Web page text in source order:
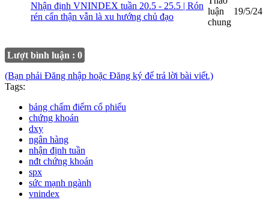
Nhận định VNINDEX tuần 20.5 - 25.5 | Rón
rén cẩn thận vẫn là xu hướng chủ đạo
luận
chung
19/5/24
Lượt bình luận : 0
(Bạn phải Đăng nhập hoặc Đăng ký để trả lời bài viết.)
Tags:
bảng chấm điểm cổ phiếu
chứng khoán
dxy
ngân hàng
nhận định tuần
nđt chứng khoán
spx
sức mạnh ngành
vnindex